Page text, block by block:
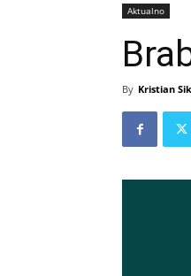
Aktualno
By Kristian